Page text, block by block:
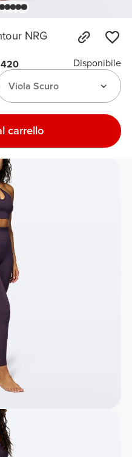
NRG
420
Disponibile
Viola Scuro
carrello